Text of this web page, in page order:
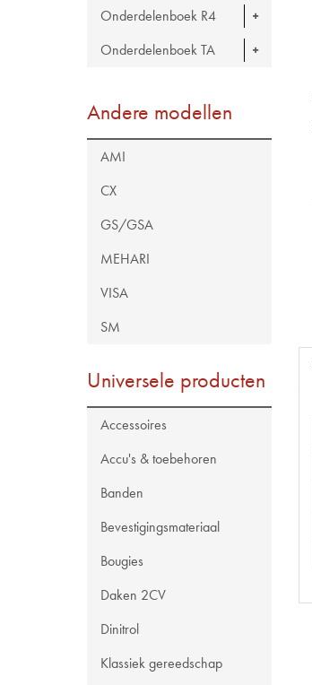
Onderdelenboek R4
Onderdelenboek TA
Andere modellen
AMI
CX
GS/GSA
MEHARI
VISA
SM
Universele producten
Accessoires
Accu's & toebehoren
Banden
Bevestigingsmateriaal
Bougies
Daken 2CV
Dinitrol
Klassiek gereedschap